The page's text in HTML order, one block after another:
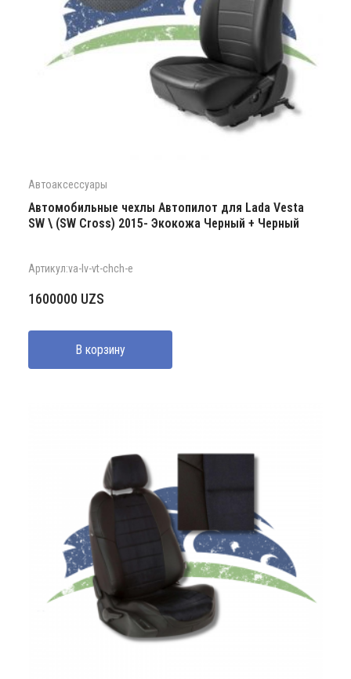
Автоаксессуары
Автомобильные чехлы Автопилот для Lada Vesta
SW \ (SW Cross) 2015- Экокожа Черный + Черный
Артикул:va-lv-vt-chch-e
1600000 UZS
В корзину